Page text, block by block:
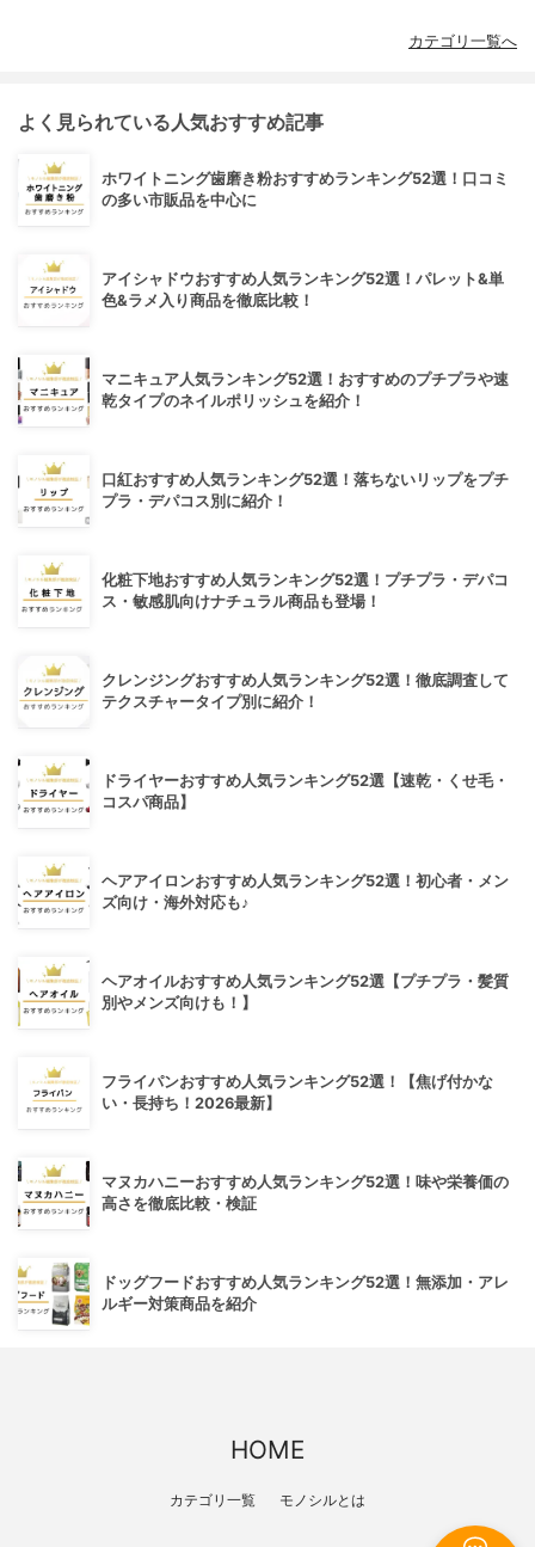
カテゴリ一覧へ
よく見られている人気おすすめ記事
ホワイトニング歯磨き粉おすすめランキング52選！口コミ
の多い市販品を中心に
アイシャドウおすすめ人気ランキング52選！パレット&単
色&ラメ入り商品を徹底比較！
マニキュア人気ランキング52選！おすすめのプチプラや速
乾タイプのネイルポリッシュを紹介！
口紅おすすめ人気ランキング52選！落ちないリップをプチ
プラ・デパコス別に紹介！
化粧下地おすすめ人気ランキング52選！プチプラ・デパコ
ス・敏感肌向けナチュラル商品も登場！
クレンジングおすすめ人気ランキング52選！徹底調査して
テクスチャータイプ別に紹介！
ドライヤーおすすめ人気ランキング52選【速乾・くせ毛・
コスパ商品】
ヘアアイロンおすすめ人気ランキング52選！初心者・メン
ズ向け・海外対応も♪
ヘアオイルおすすめ人気ランキング52選【プチプラ・髪質
別やメンズ向けも！】
フライパンおすすめ人気ランキング52選！【焦げ付かな
い・長持ち！2026最新】
マヌカハニーおすすめ人気ランキング52選！味や栄養価の
高さを徹底比較・検証
ドッグフードおすすめ人気ランキング52選！無添加・アレ
ルギー対策商品を紹介
HOME
カテゴリ一覧 モノシルとは